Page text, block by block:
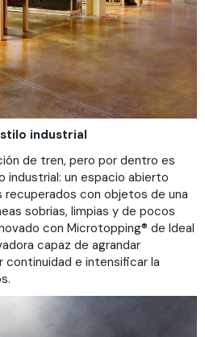
industrial
de tren, pero por dentro es
industrial: un espacio abierto
con objetos de una
sobrias, limpias y de pocos
con Microtopping® de Ideal
capaz de agrandar
continuidad e intensificar la